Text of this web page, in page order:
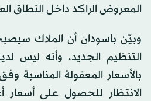
المعروض الراكد داخل النطاق
وبيّن باسودان أن الملاك
التنظيم الجديد، وأنه ليس
بالأسعار المعقولة المناسبة
الانتظار للحصول على أسعار